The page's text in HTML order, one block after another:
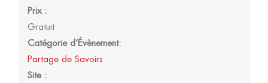
Prix :
Gratuit
Catégorie d’Évènement:
Partage de Savoirs
Site :